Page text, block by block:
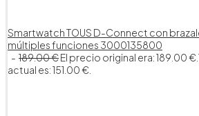
Smartwatch TOUS D-Connect con
múltiples funciones 3000135800
189.00€El precio original era: 189.00 €.
actual es: 151.00 €.